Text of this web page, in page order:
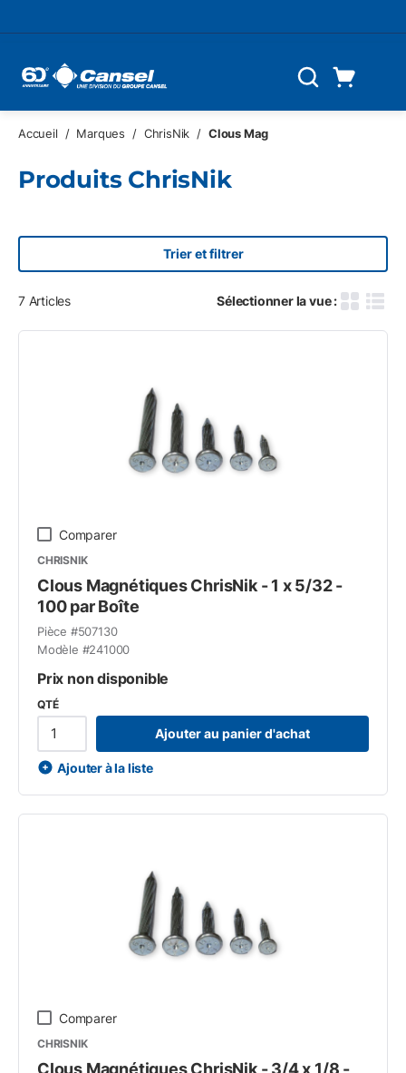
Recherche
Accueil / Marques / ChrisNik / Clous Mag
Produits ChrisNik
Trier et filtrer
7Articles Sélectionner la vue :
GrilleVue
Comparer
CHRISNIK
Clous Magnétiques ChrisNik - 1 x 5/32 -
100 par Boîte
Pièce #507130
Modèle #241000
Prix non disponible
QTÉ
Ajouter au panier d'achat
Ajouter à la liste
Comparer
CHRISNIK
Clous Magnétiques ChrisNik - 3/4 x 1/8 -